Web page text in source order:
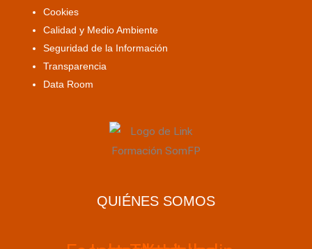
Cookies
Calidad y Medio Ambiente
Seguridad de la Información
Transparencia
Data Room
QUIÉNES SOMOS